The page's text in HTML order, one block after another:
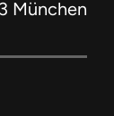
München